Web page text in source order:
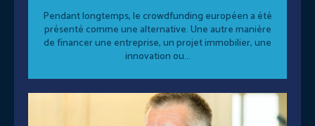
Pendant longtemps, le crowdfunding européen a été
présenté comme une alternative. Une autre manière
de financer une entreprise, un projet immobilier, une
innovation ou...